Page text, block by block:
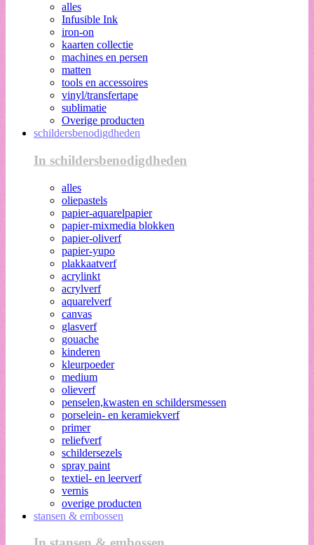
alles
Infusible Ink
iron-on
kaarten collectie
machines en persen
matten
tools en accessoires
vinyl/transfertape
sublimatie
Overige producten
schildersbenodigdheden
In schildersbenodigdheden
alles
oliepastels
papier-aquarelpapier
papier-mixmedia blokken
papier-oliverf
papier-yupo
plakkaatverf
acrylinkt
acrylverf
aquarelverf
canvas
glasverf
gouache
kinderen
kleurpoeder
medium
olieverf
penselen,kwasten en schildersmessen
porselein- en keramiekverf
primer
reliefverf
schildersezels
spray paint
textiel- en leerverf
vernis
overige producten
stansen & embossen